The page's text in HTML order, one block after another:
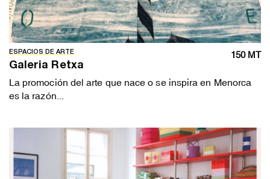
ESPACIOS DE ARTE 150 MT
Galeria Retxa
La promoción del arte que nace o se inspira en Menorca
es la razón...